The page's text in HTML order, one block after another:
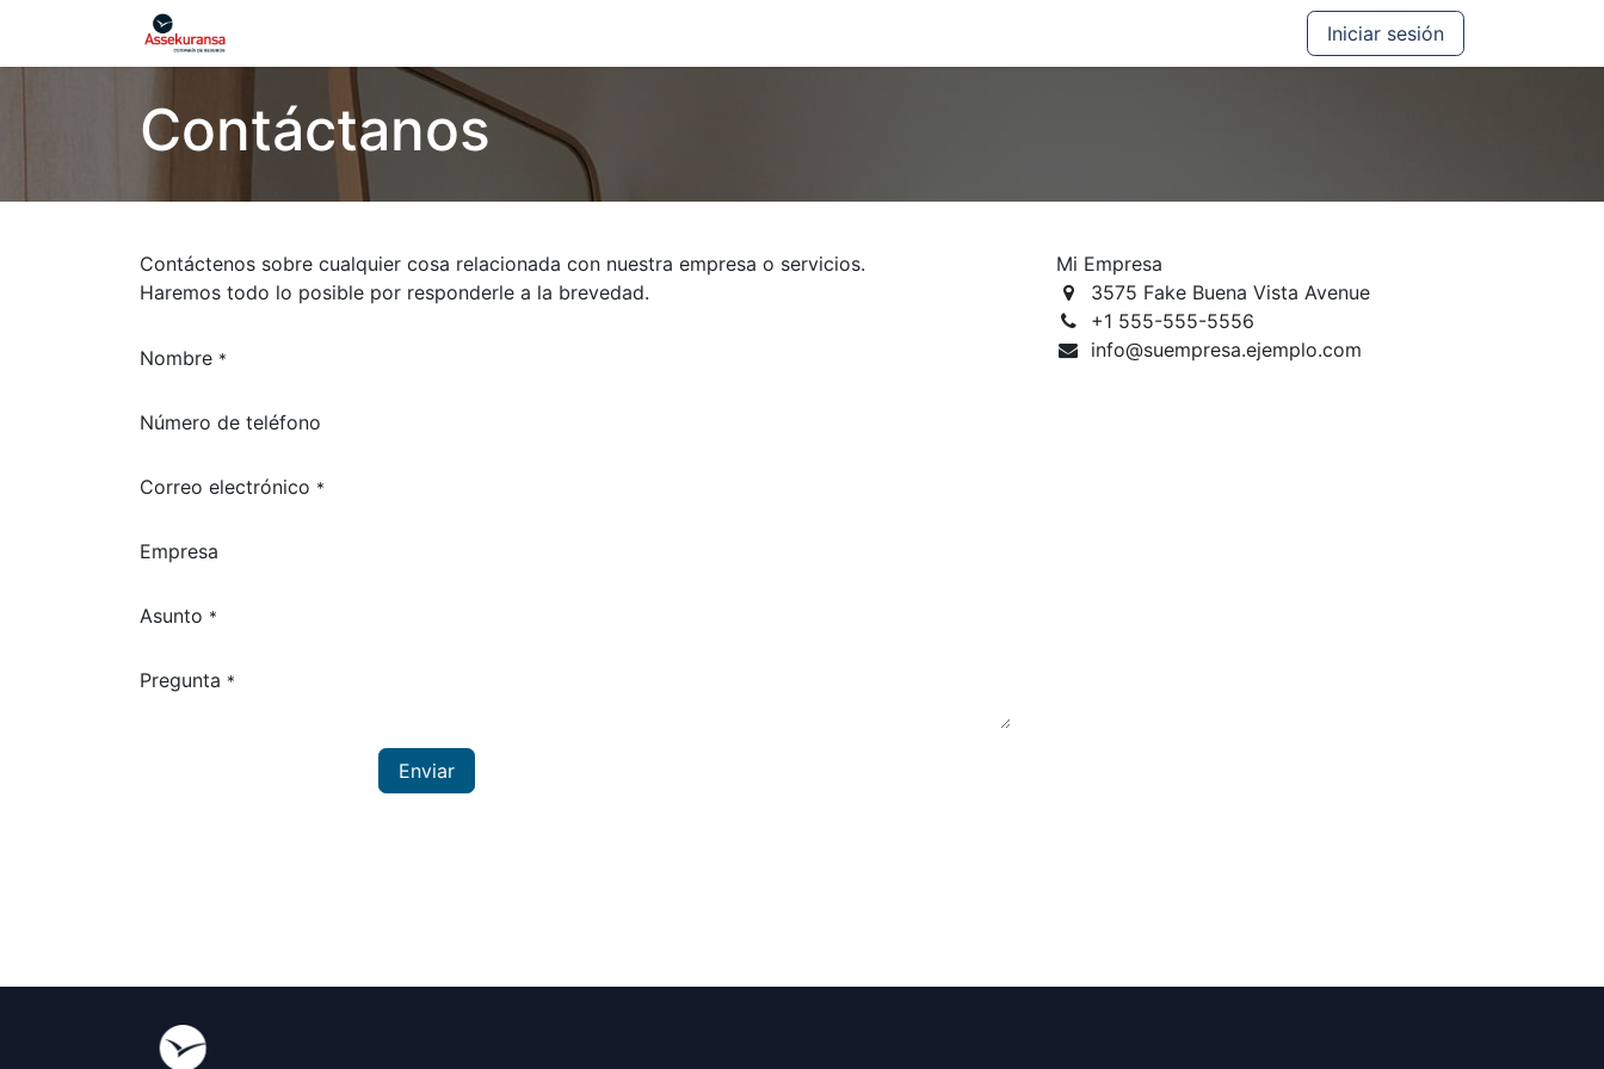
Iniciar sesión
Contáctanos
Contáctenos sobre cualquier cosa relacionada con nuestra empresa o servicios.
Haremos todo lo posible por responderle a la brevedad.
Nombre *
Número de teléfono
Correo electrónico *
Empresa
Asunto *
Pregunta *
Enviar
Mi Empresa
3575 Fake Buena Vista Avenue
+1 555-555-5556
info@suempresa.ejemplo.com